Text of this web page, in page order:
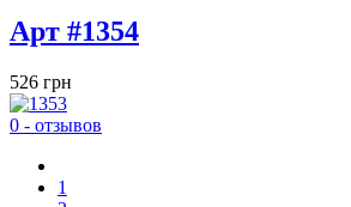
Арт #1354
526 грн
0 - отзывов
1